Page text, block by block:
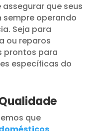
que seus
operando
Seja para
ou reparos
prontos para
específicas do
que